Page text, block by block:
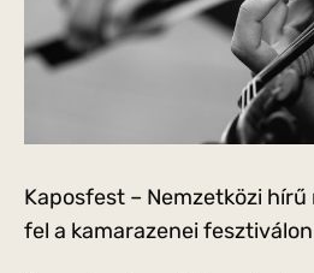
Kaposfest – Nemzetközi
fel a kamarazenei fesztiválon